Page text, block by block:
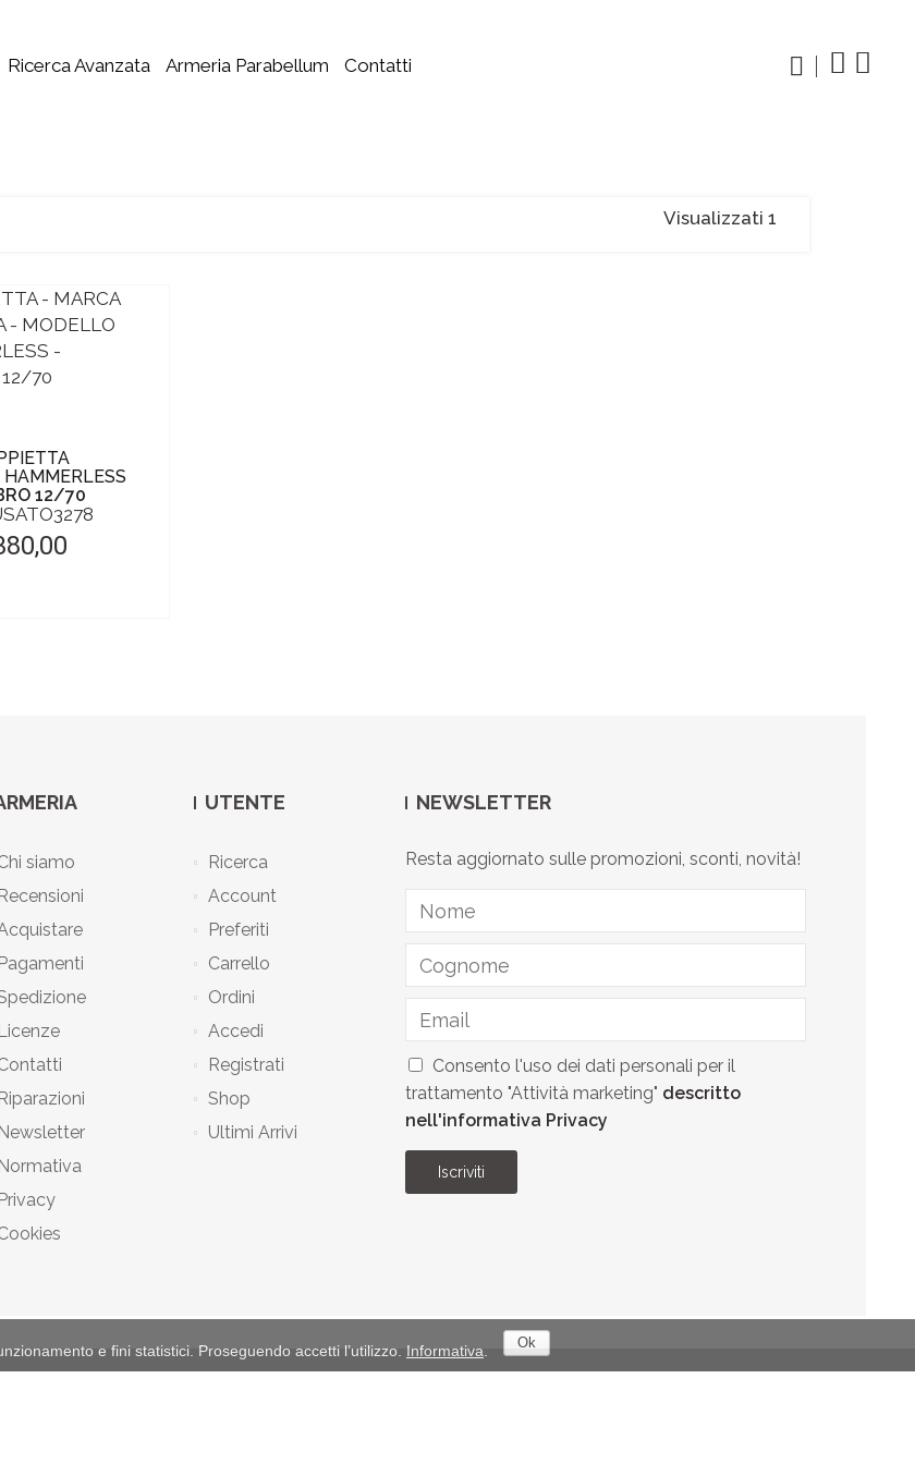
Ricerca Avanzata Armeria Parabellum Contatti
Visualizzati 1
12/70
e fini statistici. Proseguendo accetti l’utilizzo. Informativa Ok
siamo
Recensioni
Pagamenti
Licenze
Riparazioni
Newsletter
Normativa
Privacy
UTENTE
Ricerca
Account
Preferiti
Carrello
Ordini
Accedi
Registrati
Shop
Ultimi Arrivi
NEWSLETTER
Resta aggiornato sulle promozioni, sconti, novità!
Consento l'uso dei dati personali per il
trattamento "Attività marketing" descritto
nell'informativa Privacy
Iscriviti